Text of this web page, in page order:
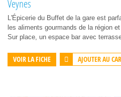
Veynes
L'Épicerie du Buffet de la gare est
les aliments gourmands de la région
Sur place, un espace bar avec
VOIR LA FICHE AJOUTER AU